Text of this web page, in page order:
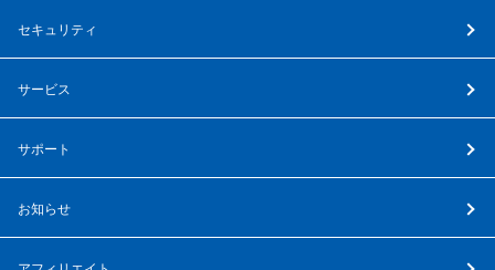
セキュリティ
サービス
サポート
お知らせ